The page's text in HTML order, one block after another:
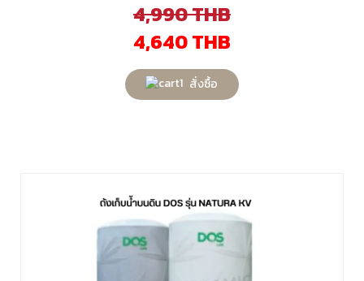
4,990THB
4,640THB
สั่งซื้อ